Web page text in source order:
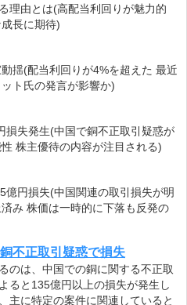
理由とは(高配当利回りが魅力的
長に期待)
揺(配当利回りが4%を超えた 最近
ト氏の発言が影響か)
損失発生(中国で銅不正取引疑惑が
株主優待の内容が注目される)
億円損失(中国関連の取引損失が明
み 株価は一時的に下落も反発の
不正取引疑惑で損失
のは、中国での銅に関する不正取
ると135億円以上の損失が発生し
主に特定の案件に関連していると